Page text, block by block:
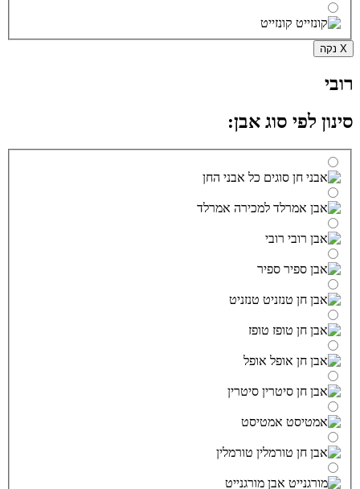
קונזייט
X נקה
רובי
סינון לפי סוג אבן:
כל אבני החן
אמרלד
רובי
ספיר
טנזניט
טופז
אופל
סיטרין
אמטיסט
טורמלין
מורגנייט